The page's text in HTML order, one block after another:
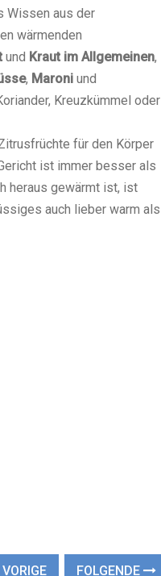
Wissen aus der
wärmenden
und Kraut im Allgemeinen,
, Maroni und
Kreuzkümmel oder
für den Körper
ist immer besser als
heraus gewärmt ist, ist
auch lieber warm als
VORIGE FOLGENDE